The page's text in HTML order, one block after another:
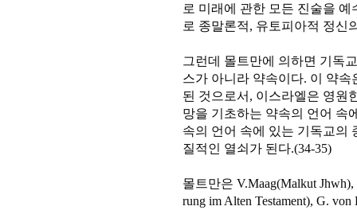
로 미래에 관한 모든 진술을
로 종말론적, 유토피아적 정신
그런데 몰트만에 의하면 기독
스가 아니라 약속이다. 이 약
된 것으로서, 이스라엘은 영원
망을 기초하는 약속의 언어 속
속의 언어 속에 있는 기독교의
질적인 열쇠가 된다.(34-35)
몰트만은 V.Maag(Malkut
rung im Alten Testament), G.